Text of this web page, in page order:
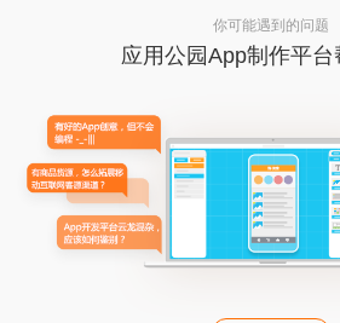
你可能遇到的问题
应用公园App制作平